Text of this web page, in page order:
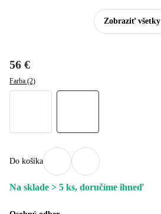
Zobraziť všetky
56 €
Farba (2)
Do košíka
Na sklade > 5 ks, doručíme ihneď